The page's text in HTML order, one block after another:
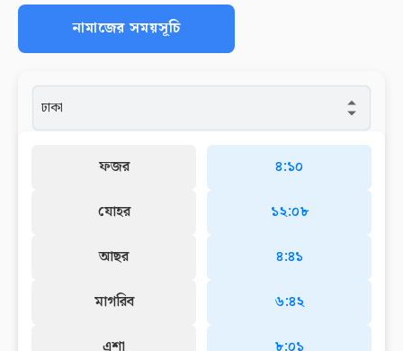
নামাজের সময়সূচি
ফজর
যোহর
আছর
মাগরিব
৪:১০
১২:০৮
৪:৪১
৬:৪২